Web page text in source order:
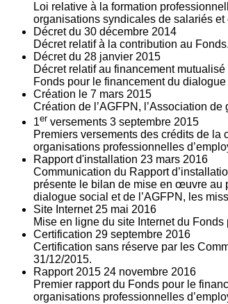
Loi relative à la formation
organisations syndicales de salariés
Décret du 30 décembre 2014
Décret relatif à la contribution au
Décret du 28 janvier 2015
Décret relatif au financement
Fonds pour le financement du
Création le 7 mars 2015
Création de l’AGFPN, l’Association
1er versements 3 septembre 2015
Premiers versements des crédits de
organisations professionnelles
Rapport d'installation 23 mars 2016
Communication du Rapport
présente le bilan de mise en œuvre au
dialogue social et de l’AGFPN, les
Site Internet 25 mai 2016
Mise en ligne du site Internet du
Certification 29 septembre 2016
Certification sans réserve par les
31/12/2015.
Rapport 2015 24 novembre 2016
Premier rapport du Fonds pour le
organisations professionnelles